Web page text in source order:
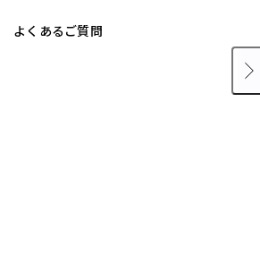
よくあるご質問